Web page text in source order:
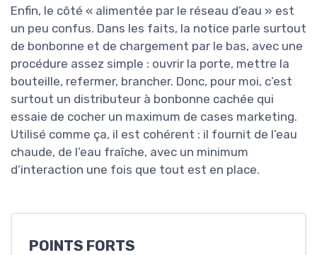
Enfin, le côté « alimentée par le réseau d’eau » est
un peu confus. Dans les faits, la notice parle surtout
de bonbonne et de chargement par le bas, avec une
procédure assez simple : ouvrir la porte, mettre la
bouteille, refermer, brancher. Donc, pour moi, c’est
surtout un distributeur à bonbonne cachée qui
essaie de cocher un maximum de cases marketing.
Utilisé comme ça, il est cohérent : il fournit de l’eau
chaude, de l’eau fraîche, avec un minimum
d’interaction une fois que tout est en place.
POINTS FORTS